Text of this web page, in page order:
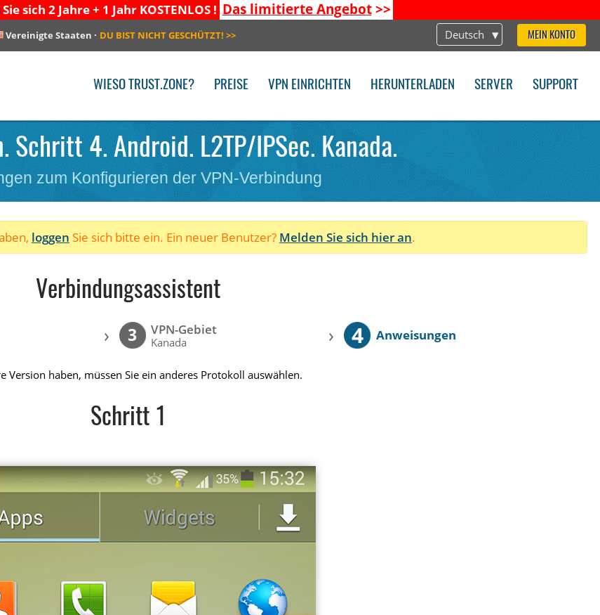
sich 2 Jahre + 1 Jahr KOSTENLOS ! Das limitierte Angebot>>
Deutsch MEIN KONTO
Vereinigte Staaten · DU BIST NICHT GESCHÜTZT! >>
WIESO TRUST.ZONE? PREISE VPN EINRICHTEN HERUNTERLADEN SERVER SUPPORT
Schritt 4. Android. L2TP/IPSec. Kanada.
zum Konfigurieren der VPN-Verbindung
loggen Sie sich bitte ein. Ein neuer Benutzer? Melden Sie sich hier an.
Verbindungsassistent
› 3 VPN-Gebiet
Kanada › 4 Anweisungen
haben, müssen Sie ein anderes Protokoll auswählen.
Schritt 1